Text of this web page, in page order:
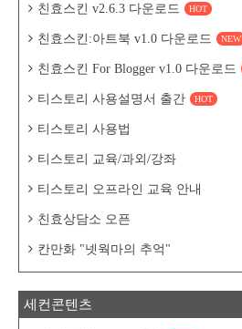
친효스킨 v2.6.3 다운로드 HOT
친효스킨:아트북 v1.0 다운로드 NEW
친효스킨 For Blogger v1.0 다운로드
티스토리 사용설명서 출간 HOT
티스토리 사용법
티스토리 교육/과외/강좌
티스토리 오프라인 교육 안내
친효상담소 오픈
칸만화 "넷웍마의 추억"
세컨콘텐츠